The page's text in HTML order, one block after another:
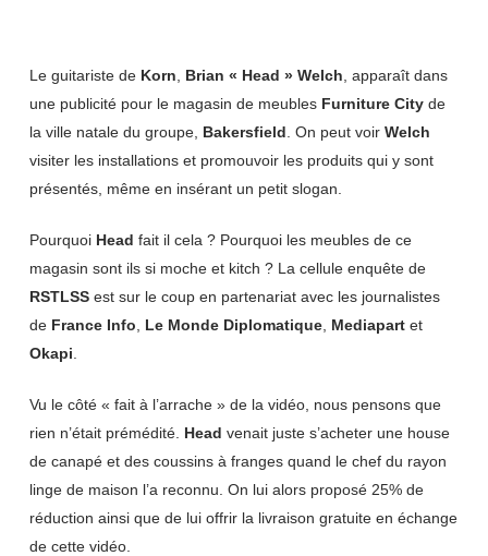
Le guitariste de Korn Brian « Head » Welch , apparaît dans
une publicité pour le magasin de meubles Furniture Cityde
la ville natale du groupe, Bakersfield . On peut voir Welch
visiter les installations et promouvoir les produits qui y sont
présentés, même en insérant un petit slogan.
Pourquoi Head fait il cela ? Pourquoi les meubles de ce
magasin sont ils si moche et kitch ? La cellule enquête de
RSTLSSest sur le coup en partenariat avec les journalistes
de France Info Le Monde Diplomatique, Mediapartet
Okapi
Vu le côté « fait à l’arrache » de la vidéo, nous pensons que
rien n’était prémédité. Head venait juste s’acheter une house
de canapé et des coussins à franges quand le chef du rayon
linge de maison l’a reconnu. On lui alors proposé 25% de
réduction ainsi que de lui offrir la livraison gratuite en échange
de cette vidéo.